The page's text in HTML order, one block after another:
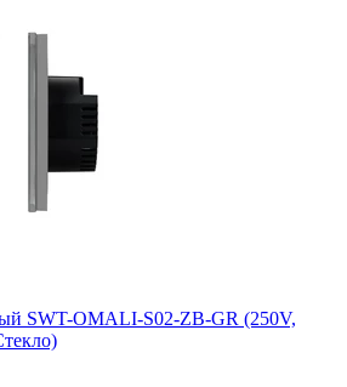
SWT-OMALI-S02-ZB-GR (250V,